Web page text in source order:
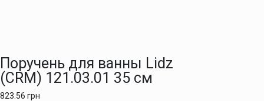
Поручень для ванны Lidz
(CRM) 121.03.01 35 см
823.56 грн